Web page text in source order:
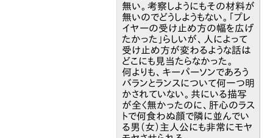
無い。考察しようにもその材料が
無いのでどうしようもない。「プレ
イヤーの受け止め方の幅を広げ
たかった」らしいが、人によって
受け止め方が変わるような話は
どこにも見当たらなかった。
何よりも、キーパーソンであろう
バランとランスについて何一つ明
かされていない。共にいる描写
が全く無かったのに、肝心のラス
トで何食わぬ顔で隣に並んでい
る男（女）主人公にも非常にモヤ